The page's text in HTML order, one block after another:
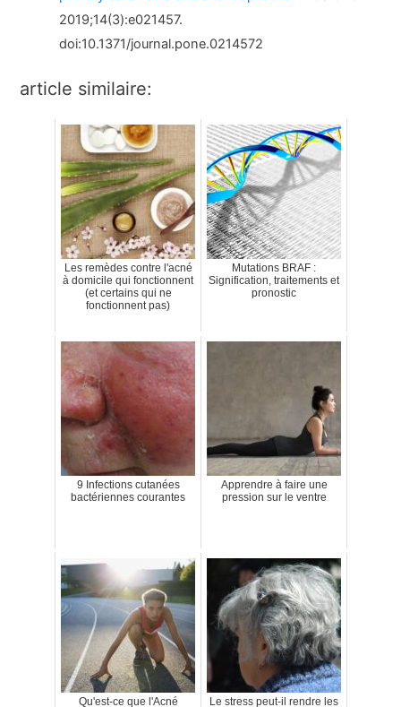
2019;14(3):e021457.
doi:10.1371/journal.pone.0214572
article similaire:
Les remèdes contre l'acné
à domicile qui fonctionnent
(et certains qui ne
fonctionnent pas)
Mutations BRAF :
Signification, traitements et
pronostic
9 Infections cutanées
bactériennes courantes
Apprendre à faire une
pression sur le ventre
Qu'est-ce que l'Acné
Le stress peut-il rendre les